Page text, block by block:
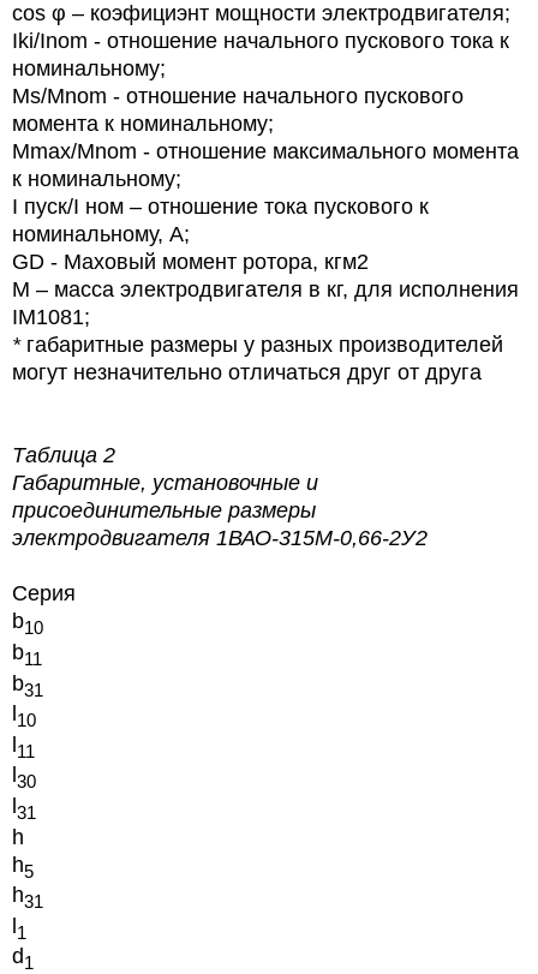
cos φ – коэфициэнт мощности электродвигателя;
Iki/Inom - отношение начального пускового тока к
номинальному;
Ms/Mnom - отношение начального пускового
момента к номинальному;
Mmax/Mnom - отношение максимального момента
к номинальному;
I пуск/I ном – отношение тока пускового к
номинальному, А;
GD - Маховый момент ротора, кгм2
М – масса электродвигателя в кг, для исполнения
IM1081;
*габаритные размеры у разных производителей
могут незначительно отличаться друг от друга
Таблица 2
Габаритные, установочные и
присоединительные размеры
электродвигателя 1ВАО-315М-0,66-2У2
Серия
b10
b11
b31
10
l11
30
31
h
h5
h31
l1
d1